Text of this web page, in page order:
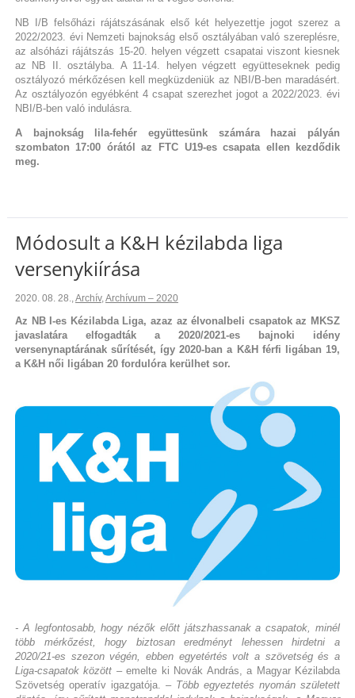
NB I/B felsőházi rájátszásának első két helyezettje jogot szerez a
2022/2023. évi Nemzeti bajnokság első osztályában való szereplésre,
az alsóházi rájátszás 15-20. helyen végzett csapatai viszont kiesnek
az NB II. osztályba. A 11-14. helyen végzett együtteseknek pedig
osztályozó mérkőzésen kell megküzdeniük az NBI/B-ben maradásért.
Az osztályozón egyébként 4 csapat szerezhet jogot a 2022/2023. évi
NBI/B-ben való indulásra.
A bajnokság lila-fehér együttesünk számára hazai pályán
szombaton 17:00 órától az FTC U19-es csapata ellen kezdődik
meg.
Módosult a K&H kézilabda liga
versenykiírása
2020. 08. 28.,Archív,Archívum – 2020
Az NB I-es Kézilabda Liga, azaz az élvonalbeli csapatok az MKSZ
javaslatára elfogadták a 2020/2021-es bajnoki idény
versenynaptárának sűrítését, így 2020-ban a K&H férfi ligában 19,
a K&H női ligában 20 fordulóra kerülhet sor.
- A legfontosabb, hogy nézők előtt játszhassanak a csapatok, minél
több mérkőzést, hogy biztosan eredményt lehessen hirdetni a
2020/21-es szezon végén, ebben egyetértés volt a szövetség és a
Liga-csapatok között – emelte ki Novák András, a Magyar Kézilabda
Szövetség operatív igazgatója. – Több egyeztetés nyomán született